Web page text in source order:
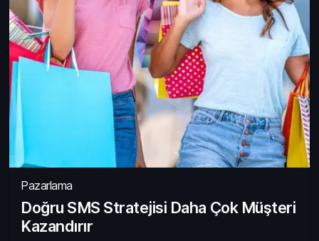
Pazarlama
Doğru SMS Stratejisi Daha Çok Müşteri
Kazandırır